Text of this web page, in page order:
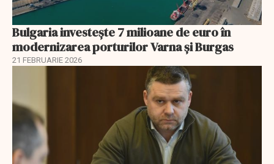
Bulgaria investește 7 milioane de euro în
modernizarea porturilor Varna și Burgas
21 FEBRUARIE 2026